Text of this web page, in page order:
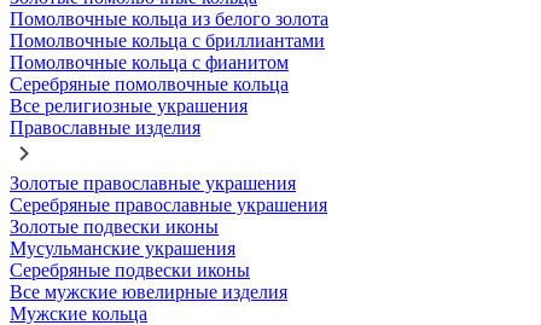
Помолвочные кольца из белого золота
Помолвочные кольца с бриллиантами
Помолвочные кольца с фианитом
Серебряные помолвочные кольца
Все религиозные украшения
Православные изделия
Золотые православные украшения
Серебряные православные украшения
Золотые подвески иконы
Мусульманские украшения
Серебряные подвески иконы
Все мужские ювелирные изделия
Мужские кольца